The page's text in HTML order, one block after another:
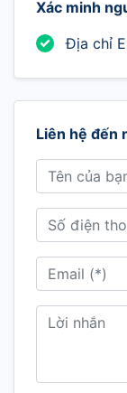
Xác minh
Địa chỉ
Liên hệ đến